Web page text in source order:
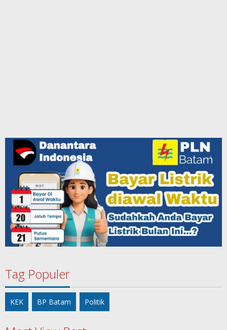
Tag Populer
KEK BP Batam Politik